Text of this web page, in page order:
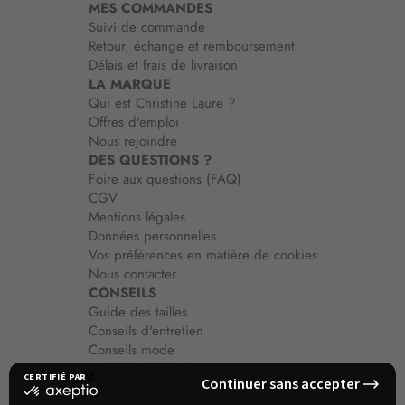
MES COMMANDES
Suivi de commande
Retour, échange et remboursement
Délais et frais de livraison
LA MARQUE
Qui est Christine Laure ?
Offres d'emploi
Nous rejoindre
DES QUESTIONS ?
Foire aux questions (FAQ)
CGV
Mentions légales
Données personnelles
Vos préférences en matière de cookies
Nous contacter
CONSEILS
Guide des tailles
Conseils d'entretien
Conseils mode
Guide vêtements